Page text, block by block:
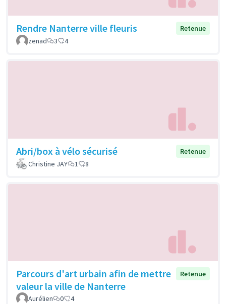
Rendre Nanterre ville fleuris
Retenue
zenad
3 4
Abri/box à vélo sécurisé
Retenue
Christine JAY
1 8
Parcours d'art urbain afin de mettre
valeur la ville de Nanterre
Retenue
Aurélien 0 4